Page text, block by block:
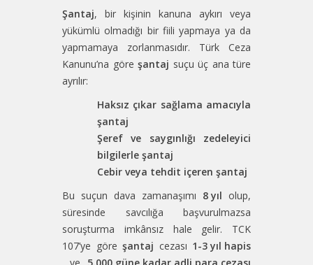
Şantaj, bir kişinin kanuna aykırı veya
yükümlü olmadığı bir fiili yapmaya ya da
yapmamaya zorlanmasıdır. Türk Ceza
Kanunu’na göre şantaj suçu üç ana türe
ayrılır:
Haksız çıkar sağlama amacıyla
şantaj
Şeref ve saygınlığı zedeleyici
bilgilerle şantaj
Cebir veya tehdit içeren şantaj
Bu suçun dava zamanaşımı 8 yıl olup,
süresinde savcılığa başvurulmazsa
soruşturma imkânsız hale gelir. TCK
107’ye göre şantaj cezası 1-3 yıl hapis